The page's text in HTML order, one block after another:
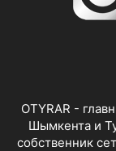
OTYRAR -
Шымкента и
собственник